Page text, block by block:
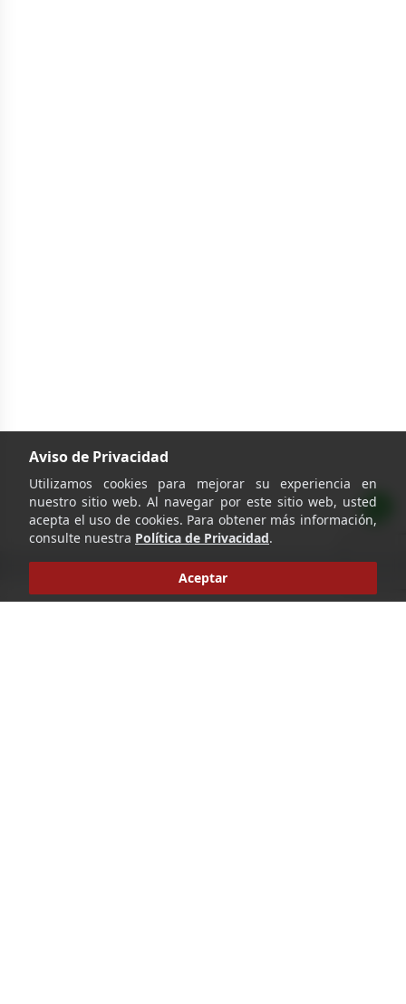
Aviso de Privacidad
Utilizamos cookies para mejorar su experiencia en
nuestro sitio web. Al navegar por este sitio web, usted
acepta el uso de cookies. Para obtener más información,
consulte nuestra Política de Privacidad.
Aceptar